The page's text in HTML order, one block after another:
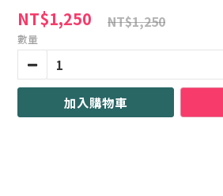
NT$1,250 NT$1,250
數量
加入購物車